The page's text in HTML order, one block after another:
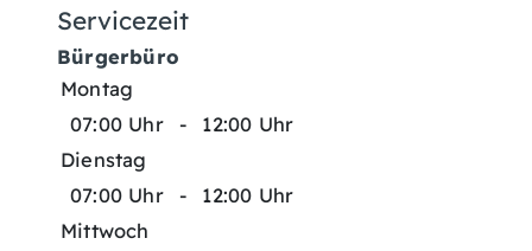
Servicezeit
Bürgerbüro
Montag
07:00 Uhr
-
12:00 Uhr
Dienstag
07:00 Uhr
-
12:00 Uhr
Mittwoch